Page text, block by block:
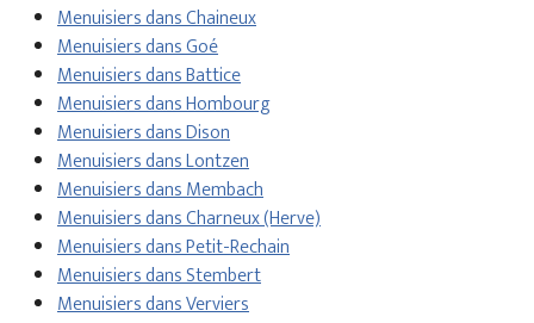
Menuisiers dans Chaineux
Menuisiers dans Goé
Menuisiers dans Battice
Menuisiers dans Hombourg
Menuisiers dans Dison
Menuisiers dans Lontzen
Menuisiers dans Membach
Menuisiers dans Charneux (Herve)
Menuisiers dans Petit-Rechain
Menuisiers dans Stembert
Menuisiers dans Verviers